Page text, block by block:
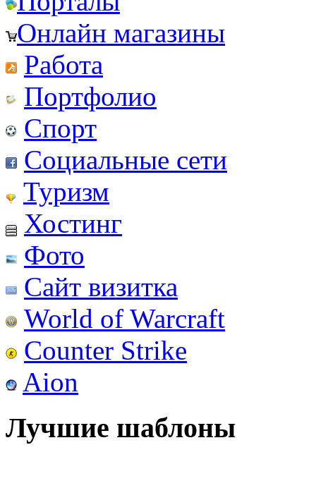
Онлайн магазины
Работа
Портфолио
Спорт
Социальные сети
Туризм
Хостинг
Фото
Сайт визитка
World of Warcraft
Counter Strike
Aion
Лучшие шаблоны